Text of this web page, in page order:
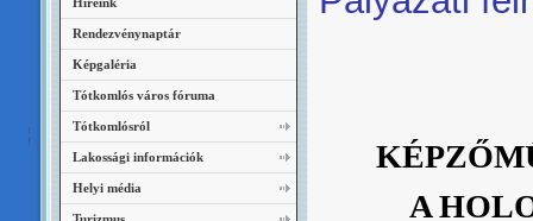
A
Rendezvénynaptár
Képgaléria
Tótkomlós város fóruma
Tótkomlósról
Lakossági információk
Helyi média